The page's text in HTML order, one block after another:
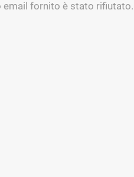
email fornito è stato